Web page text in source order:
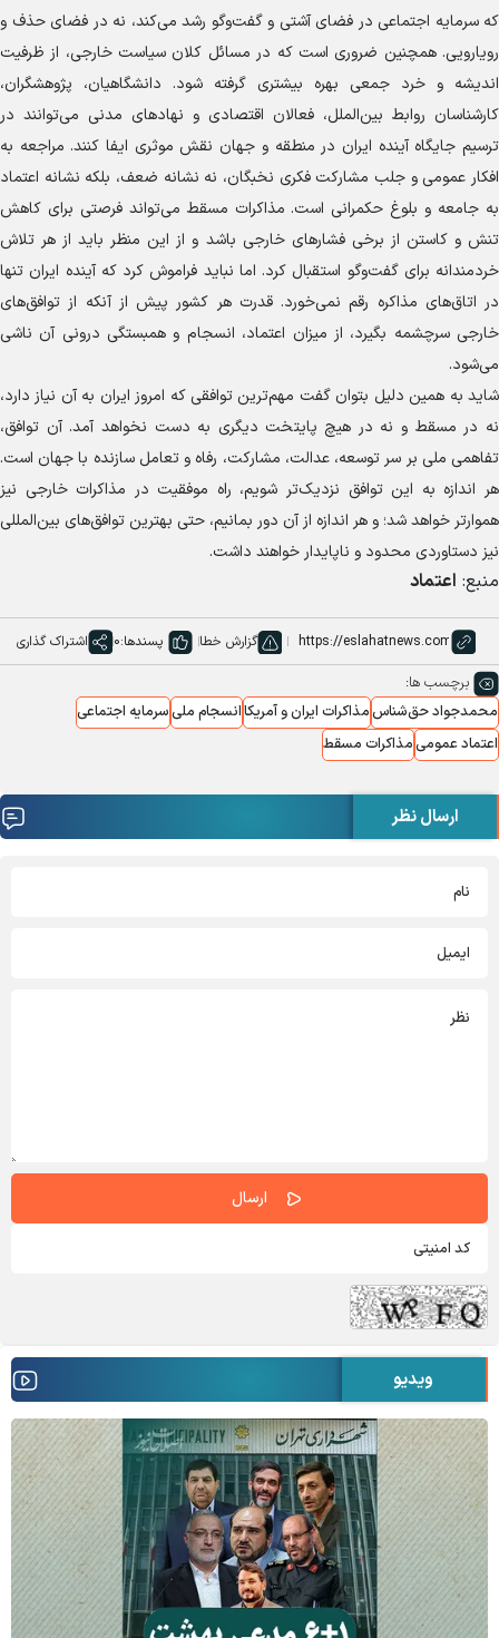
که سرمایه اجتماعی در فضای آشتی و گفت‌و‌گو رشد می‌کند، نه در فضای حذف و
رویارویی. همچنین ضروری است که در مسائل کلان سیاست خارجی، از ظرفیت
اندیشه و خرد جمعی بهره بیشتری گرفته شود. دانشگاهیان، پژوهشگران،
کارشناسان روابط بین‌الملل، فعالان اقتصادی و نهاد‌های مدنی می‌توانند در
ترسیم جایگاه آینده ایران در منطقه و جهان نقش موثری ایفا کنند. مراجعه به
افکار عمومی و جلب مشارکت فکری نخبگان، نه نشانه ضعف، بلکه نشانه اعتماد
به جامعه و بلوغ حکمرانی است. مذاکرات مسقط می‌تواند فرصتی برای کاهش
تنش و کاستن از برخی فشار‌های خارجی باشد و از این منظر باید از هر تلاش
خردمندانه برای گفت‌و‌گو استقبال کرد. اما نباید فراموش کرد که آینده ایران تنها
در اتاق‌های مذاکره رقم نمی‌خورد. قدرت هر کشور پیش از آنکه از توافق‌های
خارجی سرچشمه بگیرد، از میزان اعتماد، انسجام و همبستگی درونی آن ناشی
می‌شود.
شاید به همین دلیل بتوان گفت مهم‌ترین توافقی که امروز ایران به آن نیاز دارد،
نه در مسقط و نه در هیچ پایتخت دیگری به دست نخواهد آمد. آن توافق،
تفاهمی ملی بر سر توسعه، عدالت، مشارکت، رفاه و تعامل سازنده با جهان است.
هر اندازه به این توافق نزدیک‌تر شویم، راه موفقیت در مذاکرات خارجی نیز
هموارتر خواهد شد؛ و هر اندازه از آن دور بمانیم، حتی بهترین توافق‌های بین‌المللی
نیز دستاوردی محدود و ناپایدار خواهند داشت.
منبع: اعتماد
گزارش خطا پسندها:0 اشتراک گذاری
برچسب ها:
محمدجواد حق‌شناسمذاکرات ایران و آمریکاانسجام ملیسرمایه اجتماعی
اعتماد عمومیمذاکرات مسقط
ارسال نظر
ویدیو